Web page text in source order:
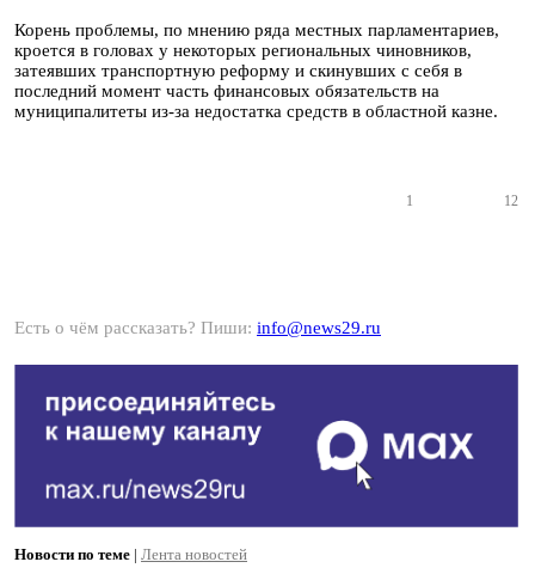
Корень проблемы, по мнению ряда местных парламентариев,
кроется в головах у некоторых региональных чиновников,
затеявших транспортную реформу и скинувших с себя в
последний момент часть финансовых обязательств на
муниципалитеты из-за недостатка средств в областной казне.
1 12
Есть о чём рассказать? Пиши: info@news29.ru
Новости по теме | Лента новостей